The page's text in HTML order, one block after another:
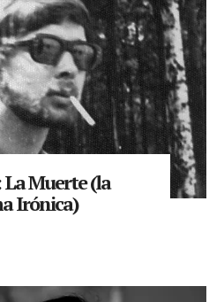
La Muerte (la
Irónica)